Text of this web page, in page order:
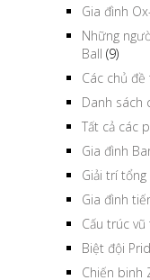
Gia đình
Những
Ball (9)
Các chủ
Danh sách
Tất cả các
Gia đình
Giải trí
Gia đình
Cấu trúc
Biệt đội
Chiến binh